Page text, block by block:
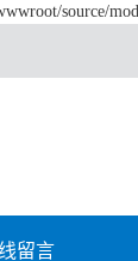
source/
留言